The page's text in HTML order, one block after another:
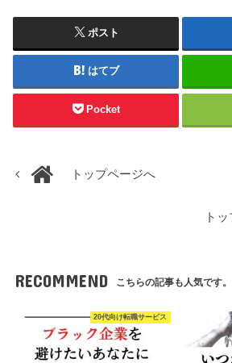
ポスト
はてブ
Pocket
トップページへ
ト
RECOMMEND こちらの記事も人気です。
20代向け転職サービス